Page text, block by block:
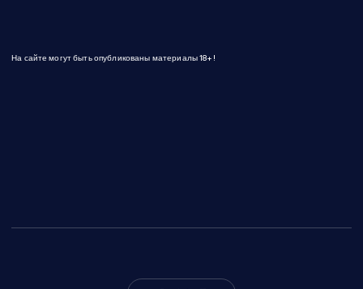
На сайте могут быть опубликованы материалы 18+!